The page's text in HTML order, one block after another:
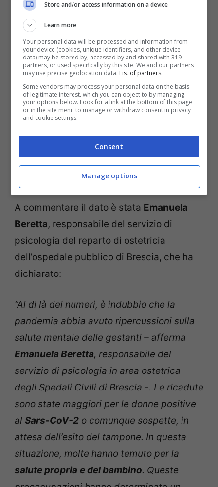
Le conclusioni dello studio non hanno dato
delle diagnosi certe sulla depressione, ma
gli strumenti che sono stati utilizzati (EPDS
per la depressione post-partum eSTAIper
l’ansia) forniscono degli ottimi dati su cui
psicologi e psichiatri studiano per
comprendere i vari disturbi.
Gravidanza e postparto: il
disturbo delle mamme di cui non si parla
A commentare il dato è stata Emanuela
Beretta, responsabile del servizio di
psicologia del reparto di ostetricia
dell’ospedale pubblico di Brescia, che ha
dichiarato:
“Al di là dei numeri, è indubbio che la
pandemia abbia avuto ripercussioni sulla
salute mentale delle gestanti – afferma
Emanuela Beretta, responsabile del
servizio di psicologia in area ostetrica
degli Spedali Civili di Brescia -. Le ricadute
sono state maggiori per le donne positive
al Sars-CoV-2 o comunque sospette, in
attesa dell’esito del tampone. In questa
situazione, molte hanno temuto per la
salute propria e del bambino. Queste
Store and/or access information on a device
Learn more
Your personal data will be processed and information from
your device (cookies, unique identifiers, and other device
data) may be stored by, accessed by and shared with 319
partners, or used specifically by this site. We and our partners
may use precise geolocation data. List of partners.
Some vendors may process your personal data on the basis
of legitimate interest, which you can object to by managing
your options below. Look for a link at the bottom of this page
or in the site menu to manage or withdraw consent in privacy
and cookie settings.
Consent
Manage options